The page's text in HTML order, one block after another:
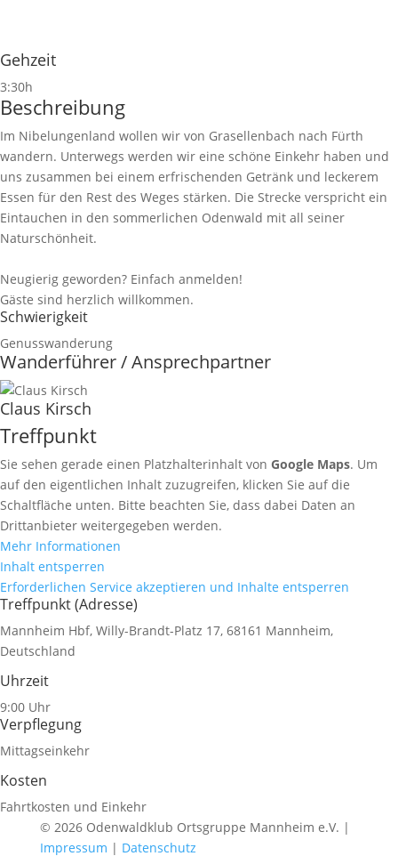
Gehzeit
3:30h
Beschreibung
Im Nibelungenland wollen wir von Grasellenbach nach Fürth
wandern. Unterwegs werden wir eine schöne Einkehr haben und
uns zusammen bei einem erfrischenden Getränk und leckerem
Essen für den Rest des Weges stärken. Die Strecke verspricht ein
Eintauchen in den sommerlichen Odenwald mit all seiner
Naturschönheit.
Neugierig geworden? Einfach anmelden!
Gäste sind herzlich willkommen.
Schwierigkeit
Genusswanderung
Wanderführer / Ansprechpartner
Claus Kirsch
Treffpunkt
Sie sehen gerade einen Platzhalterinhalt von Google Maps. Um
auf den eigentlichen Inhalt zuzugreifen, klicken Sie auf die
Schaltfläche unten. Bitte beachten Sie, dass dabei Daten an
Drittanbieter weitergegeben werden.
Mehr Informationen
Inhalt entsperren
Erforderlichen Service akzeptieren und Inhalte entsperren
Treffpunkt (Adresse)
Mannheim Hbf, Willy-Brandt-Platz 17, 68161 Mannheim,
Deutschland
Uhrzeit
9:00 Uhr
Verpflegung
Mittagseinkehr
Kosten
Fahrtkosten und Einkehr
© 2026 Odenwaldklub Ortsgruppe Mannheim e.V. |
Impressum | Datenschutz